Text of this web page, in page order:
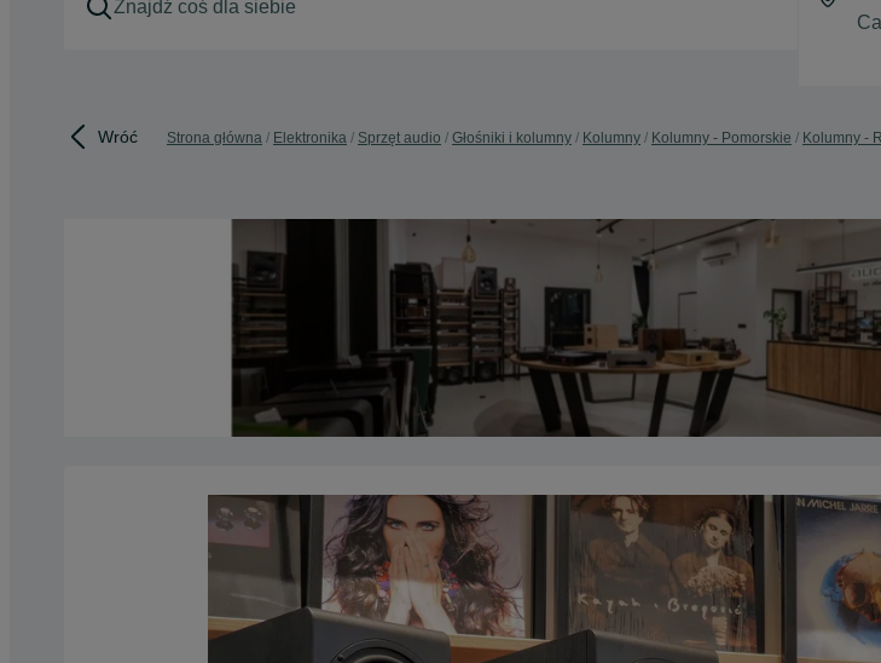
Wróć Strona główna Elektronika Sprzęt audio Głośniki i kolumny Kolumny Kolumny - Pomorskie Kolumny -